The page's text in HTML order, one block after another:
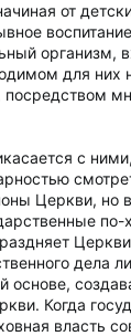
от
для них
с
Церкви,
дела
основе,
Когда
власть